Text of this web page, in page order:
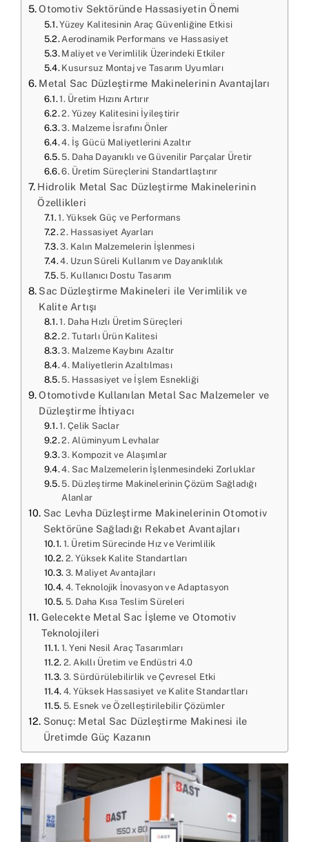
Otomotiv Sektöründe Hassasiyetin Önemi
Yüzey Kalitesinin Araç Güvenliğine Etkisi
Aerodinamik Performans ve Hassasiyet
Maliyet ve Verimlilik Üzerindeki Etkiler
Kusursuz Montaj ve Tasarım Uyumları
Metal Sac Düzleştirme Makinelerinin Avantajları
1. Üretim Hızını Artırır
2. Yüzey Kalitesini İyileştirir
3. Malzeme İsrafını Önler
4. İş Gücü Maliyetlerini Azaltır
5. Daha Dayanıklı ve Güvenilir Parçalar Üretir
6. Üretim Süreçlerini Standartlaştırır
Hidrolik Metal Sac Düzleştirme Makinelerinin
Özellikleri
1. Yüksek Güç ve Performans
2. Hassasiyet Ayarları
3. Kalın Malzemelerin İşlenmesi
4. Uzun Süreli Kullanım ve Dayanıklılık
5. Kullanıcı Dostu Tasarım
Sac Düzleştirme Makineleri ile Verimlilik ve
Kalite Artışı
1. Daha Hızlı Üretim Süreçleri
2. Tutarlı Ürün Kalitesi
3. Malzeme Kaybını Azaltır
4. Maliyetlerin Azaltılması
5. Hassasiyet ve İşlem Esnekliği
Otomotivde Kullanılan Metal Sac Malzemeler ve
Düzleştirme İhtiyacı
1. Çelik Saclar
2. Alüminyum Levhalar
3. Kompozit ve Alaşımlar
4. Sac Malzemelerin İşlenmesindeki Zorluklar
5. Düzleştirme Makinelerinin Çözüm Sağladığı
Alanlar
Sac Levha Düzleştirme Makinelerinin Otomotiv
Sektörüne Sağladığı Rekabet Avantajları
1. Üretim Sürecinde Hız ve Verimlilik
2. Yüksek Kalite Standartları
3. Maliyet Avantajları
4. Teknolojik İnovasyon ve Adaptasyon
5. Daha Kısa Teslim Süreleri
Gelecekte Metal Sac İşleme ve Otomotiv
Teknolojileri
1. Yeni Nesil Araç Tasarımları
2. Akıllı Üretim ve Endüstri 4.0
3. Sürdürülebilirlik ve Çevresel Etki
4. Yüksek Hassasiyet ve Kalite Standartları
5. Esnek ve Özelleştirilebilir Çözümler
Sonuç: Metal Sac Düzleştirme Makinesi ile
Üretimde Güç Kazanın